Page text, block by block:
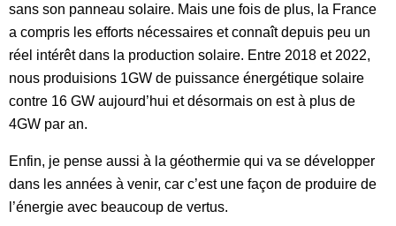
sans son panneau solaire. Mais une fois de plus, la France
a compris les efforts nécessaires et connaît depuis peu un
réel intérêt dans la production solaire. Entre 2018 et 2022,
nous produisions 1GW de puissance énergétique solaire
contre 16 GW aujourd’hui et désormais on est à plus de
4GW par an.
Enfin, je pense aussi à la géothermie qui va se développer
dans les années à venir, car c’est une façon de produire de
l’énergie avec beaucoup de vertus.